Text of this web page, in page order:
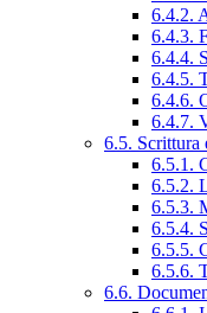
6.4.2.
6.4.3.
6.4.4.
6.4.5.
6.4.6.
6.4.7.
6.5. Scrittura
6.5.1.
6.5.2.
6.5.3.
6.5.4.
6.5.5.
6.5.6.
6.6.